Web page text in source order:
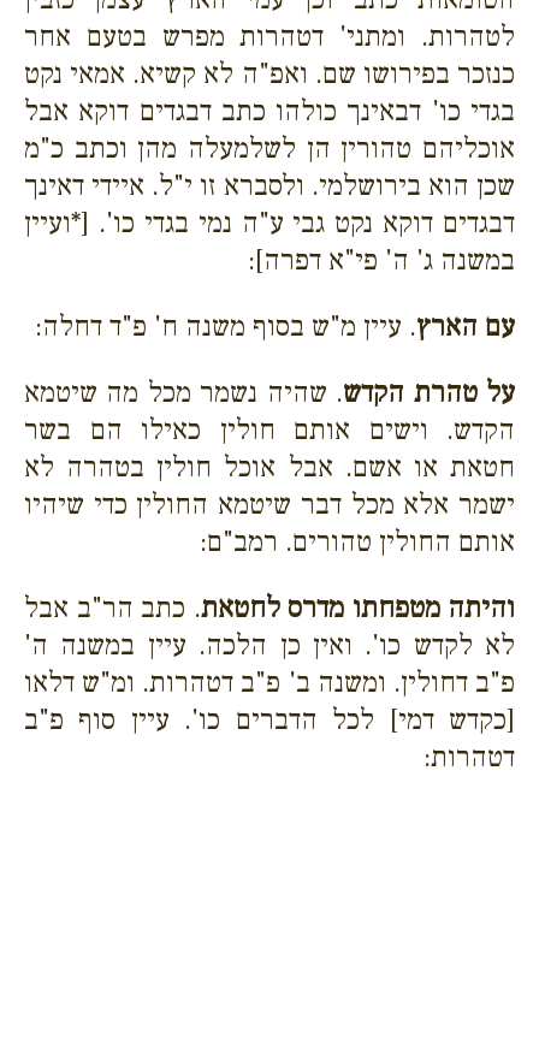
לטהרות. ומתני' דטהרות מפרש בטעם אחר
כנזכר בפירושו שם. ואפ"ה לא קשיא. אמאי נקט
בגדי כו' דבאינך כולהו כתב דבגדים דוקא אבל
אוכליהם טהורין הן לשלמעלה מהן וכתב כ"מ
שכן הוא בירושלמי. ולסברא זו י"ל. איידי דאינך
דבגדים דוקא נקט גבי ע"ה נמי בגדי כו'. [*ועיין
במשנה ג' ה' פי"א דפרה]:
עם הארץ. עיין מ"ש בסוף משנה ח' פ"ד דחלה:
על טהרת הקדש. שהיה נשמר מכל מה שיטמא
הקדש. וישים אותם חולין כאילו הם בשר
חטאת או אשם. אבל אוכל חולין בטהרה לא
ישמר אלא מכל דבר שיטמא החולין כדי שיהיו
אותם החולין טהורים. רמב"ם:
והיתה מטפחתו מדרס לחטאת. כתב הר"ב אבל
לא לקדש כו'. ואין כן הלכה. עיין במשנה ה'
פ"ב דחולין. ומשנה ב' פ"ב דטהרות. ומ"ש דלאו
[כקדש דמי] לכל הדברים כו'. עיין סוף פ"ב
דטהרות: